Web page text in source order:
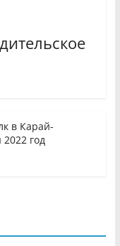
в Карай-
год